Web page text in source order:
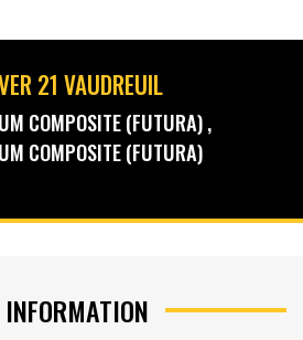
21 VAUDREUIL
COMPOSITE (FUTURA)
COMPOSITE (FUTURA)